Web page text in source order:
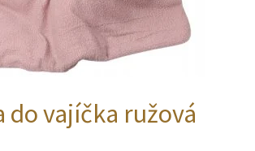
do vajíčka ružová